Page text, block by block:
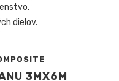
dielov.
3MX6M